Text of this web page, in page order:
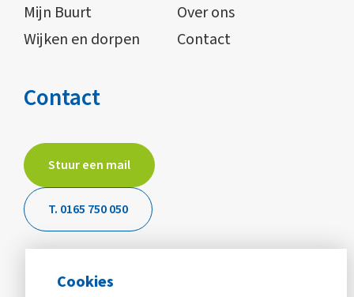
Cookies
Mijn Buurt
Over ons
Wijken en dorpen
Contact
Contact
Stuur een mail
T. 0165 750 050